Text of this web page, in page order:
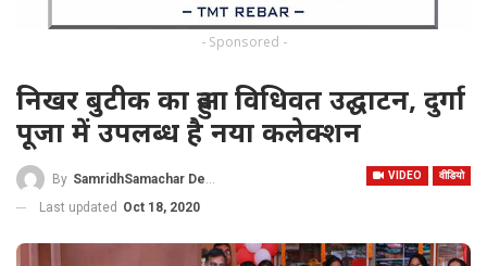
- Sponsored -
निखर बुटीक का हुआ विधिवत उद्घाटन, दुर्गा
पूजा में उपलब्ध है नया कलेक्शन
VIDEO वीडियो
By SamridhSamachar Desk
Last updated Oct 18, 2020